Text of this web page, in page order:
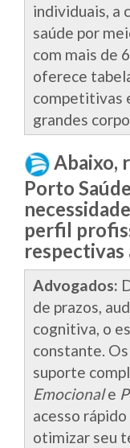
individuais, a
saúde por
com mais de
oferece
competitivas
grandes
Abaixo,
Porto
perfil
respectivas
Advogados:
de prazos,
cognitiva, o
constante.
suporte
Emocionale
acesso
otimizar seu